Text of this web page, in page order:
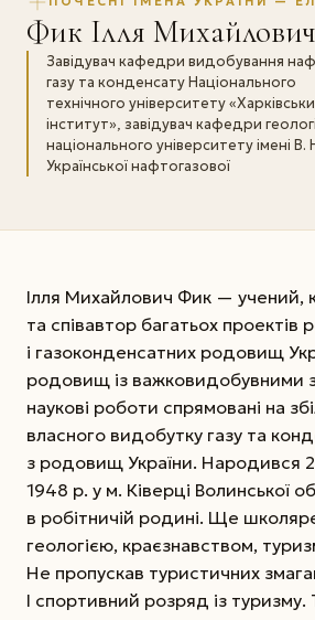
Фик Ілля Михайлович
Завідувач кафедри видобування
газу та конденсату Національного
технічного університету
інститут», завідувач кафедри
національного університету імені В.
Української нафтогазової
Ілля Михайлович Фик — учений,
та співавтор багатьох проектів
і газоконденсатних родовищ
родовищ із важковидобувними
наукові роботи спрямовані на
власного видобутку газу та
з родовищ України. Народився
1948 р. у м. Ківерці Волинської
в робітничій родині. Ще
геологією, краєзнавством,
Не пропускав туристичних
І спортивний розряд із туризму.